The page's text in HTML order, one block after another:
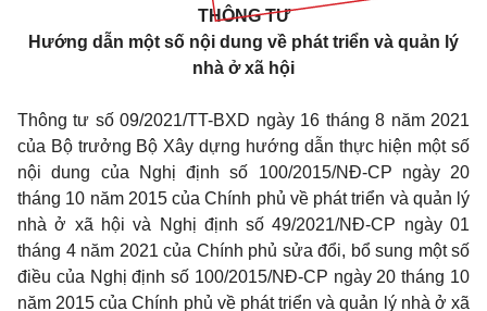
THÔNG TƯ
H ướng dẫn một số nội dung về phát triển và quản lý
nhà ở xã hội
Thông tư số 09/2021/TT-BXD ngày 16 tháng 8 năm 2021
của Bộ trưởng Bộ Xây dựng hướng dẫn thực hiện một số
nội dung của Nghị định số 100/2015/NĐ-CP ngày 20
tháng 10 năm 2015 của Chính phủ về phát triển và quản lý
nhà ở xã hội và Nghị định số 49/2021/NĐ-CP ngày 01
tháng 4 năm 2021 của Chính phủ sửa đổi, bổ sung một số
điều của Nghị định số 100/2015/NĐ-CP ngày 20 tháng 10
năm 2015 của Chính phủ về phát triển và quản lý nhà ở xã